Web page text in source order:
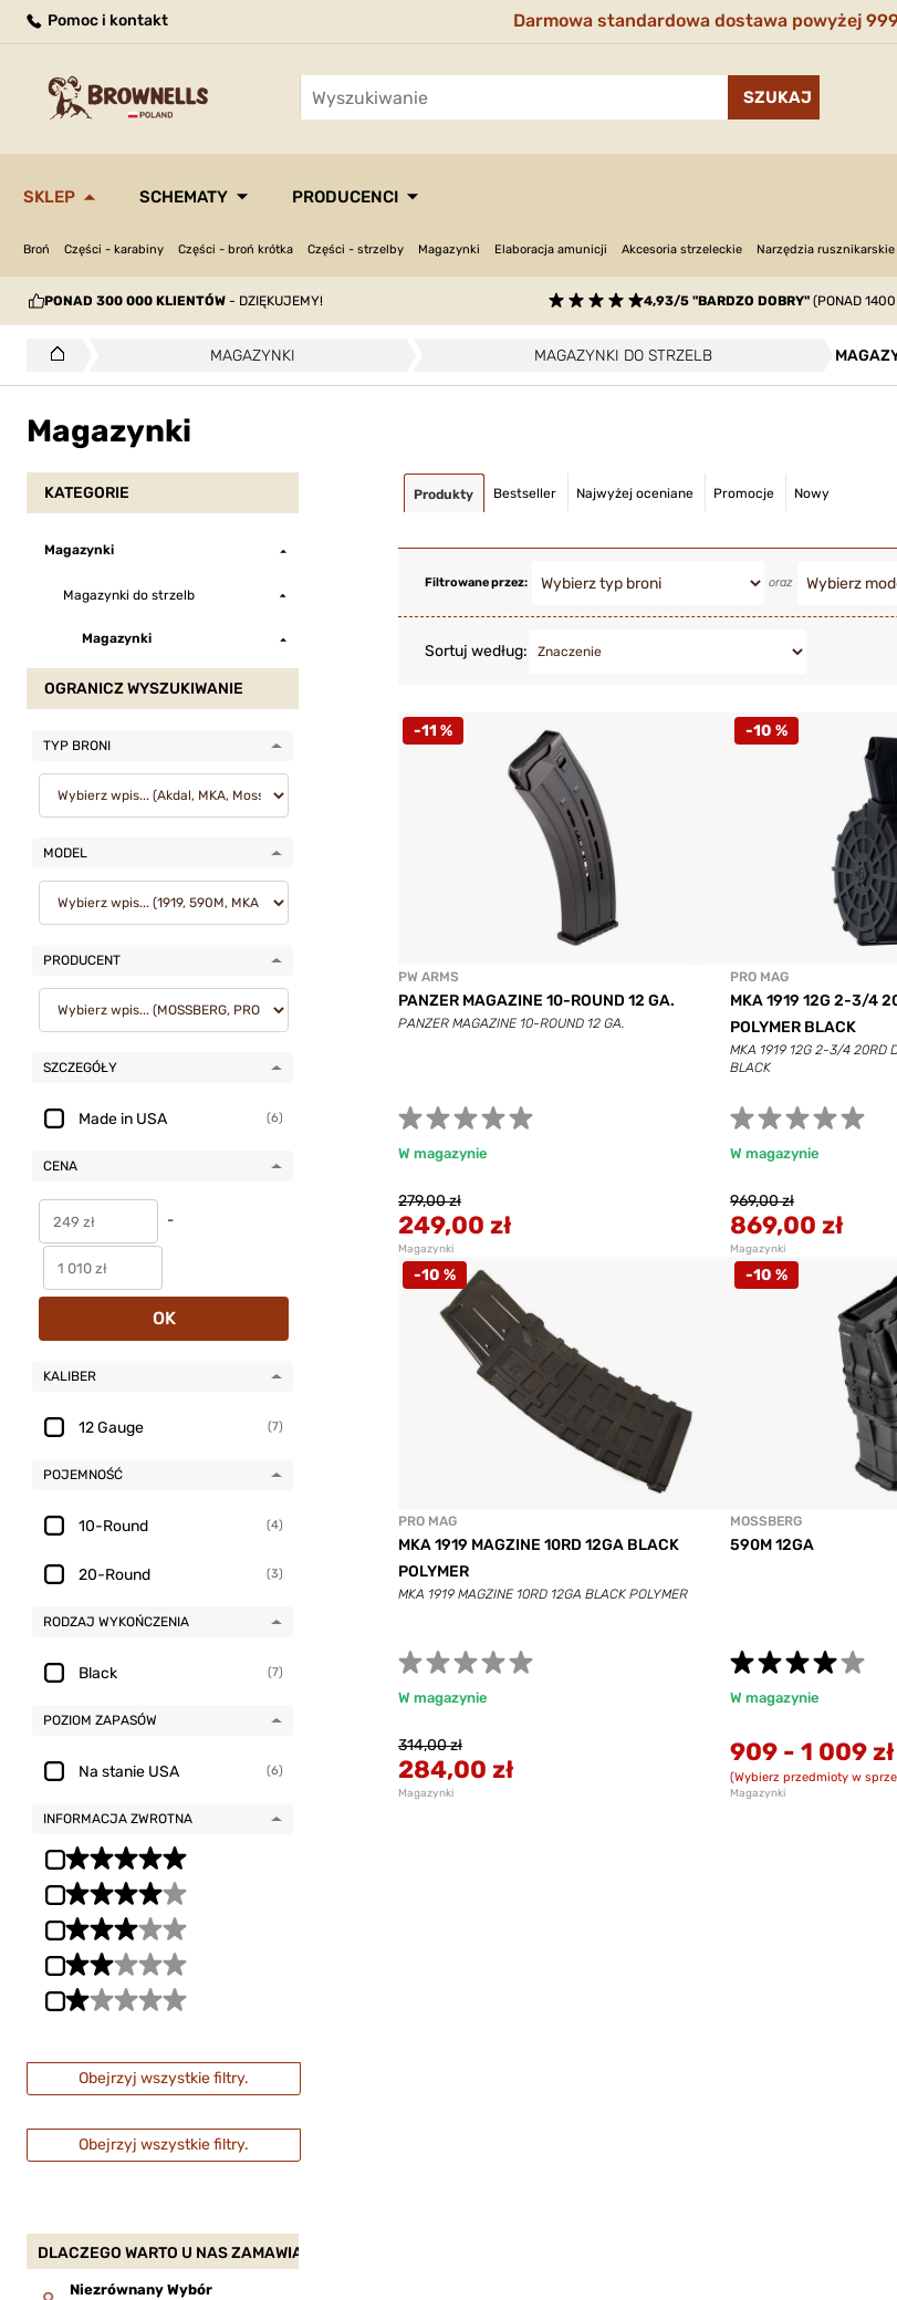
Pomoc i kontakt Darmowa standardowa dostawa powyżej
SKLEP SCHEMATY PRODUCENCI
Broń Części - karabiny Części - broń krótka Części - strzelby Magazynki Elaboracja amunicji Akcesoria strzeleckie Narzędzia rusznikarskie
PONAD 300 000 KLIENTÓW - DZIĘKUJEMY! 4,93/5 "BARDZO DOBRY"(PONAD 1400
MAGAZYNKI MAGAZYNKI DO STRZELB
Magazynki
Produkty Bestseller Najwyżej oceniane Promocje Nowy
Filtrowane przez:
oraz
Sortuj według:
-11 %
PW ARMS
PANZER MAGAZINE 10-ROUND 12 GA.
PANZER MAGAZINE 10-ROUND 12 GA.
Magazynki
W magazynie
279,00 zł
249,00 zł
-10 %
PRO MAG
MKA 1919 12G 2-3/4
POLYMER BLACK
MKA 1919 12G 2-3/4 20RD
BLACK
Magazynki
W magazynie
969,00 zł
869,00 zł
-10 %
PRO MAG
MKA 1919 MAGZINE 10RD 12GA BLACK
POLYMER
MKA 1919 MAGZINE 10RD 12GA BLACK POLYMER
Magazynki
W magazynie
314,00 zł
284,00 zł
-10 %
MOSSBERG
590M 12GA
Magazynki
W magazynie
909 -1 009 zł
(Wybierz przedmioty w
KATEGORIE
Magazynki
Magazynki do strzelb
Magazynki
OGRANICZ WYSZUKIWANIE
TYP BRONI
MODEL
PRODUCENT
SZCZEGÓŁY
Made in USA (6)
CENA
-
OK
KALIBER
12 Gauge (7)
POJEMNOŚĆ
10-Round (4)
20-Round (3)
RODZAJ WYKOŃCZENIA
Black (7)
POZIOM ZAPASÓW
Na stanie USA (6)
INFORMACJA ZWROTNA
Obejrzyj wszystkie filtry.
Obejrzyj wszystkie filtry.
DLACZEGO WARTO U NAS ZAMAWIAĆ?
Niezrównany Wybór